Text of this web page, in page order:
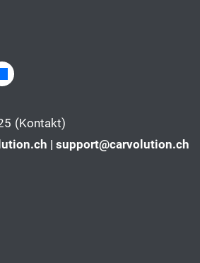
(Kontakt)
| support@carvolution.ch